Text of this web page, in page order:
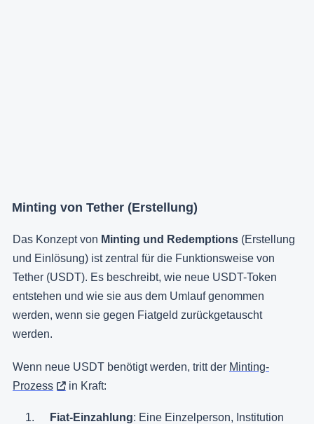
Minting von Tether (Erstellung)
Das Konzept von Minting und Redemptions (Erstellung
und Einlösung) ist zentral für die Funktionsweise von
Tether (USDT). Es beschreibt, wie neue USDT-Token
entstehen und wie sie aus dem Umlauf genommen
werden, wenn sie gegen Fiatgeld zurückgetauscht
werden.
Wenn neue USDT benötigt werden, tritt der Minting-
Prozess
in Kraft:
Fiat-Einzahlung: Eine Einzelperson, Institution